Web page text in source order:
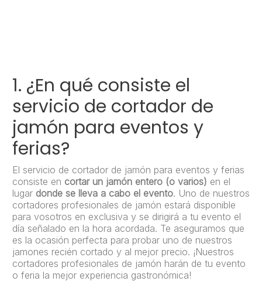
1. ¿En qué consiste el
servicio de cortador de
jamón para eventos y
ferias?
El servicio de cortador de jamón para eventos y ferias
consiste en cortar un jamón entero (o varios) en el
lugar donde se lleva a cabo el evento. Uno de nuestros
cortadores profesionales de jamón estará disponible
para vosotros en exclusiva y se dirigirá a tu evento el
día señalado en la hora acordada. Te aseguramos que
es la ocasión perfecta para probar uno de nuestros
jamones recién cortado y al mejor precio. ¡Nuestros
cortadores profesionales de jamón harán de tu evento
o feria la mejor experiencia gastronómica!